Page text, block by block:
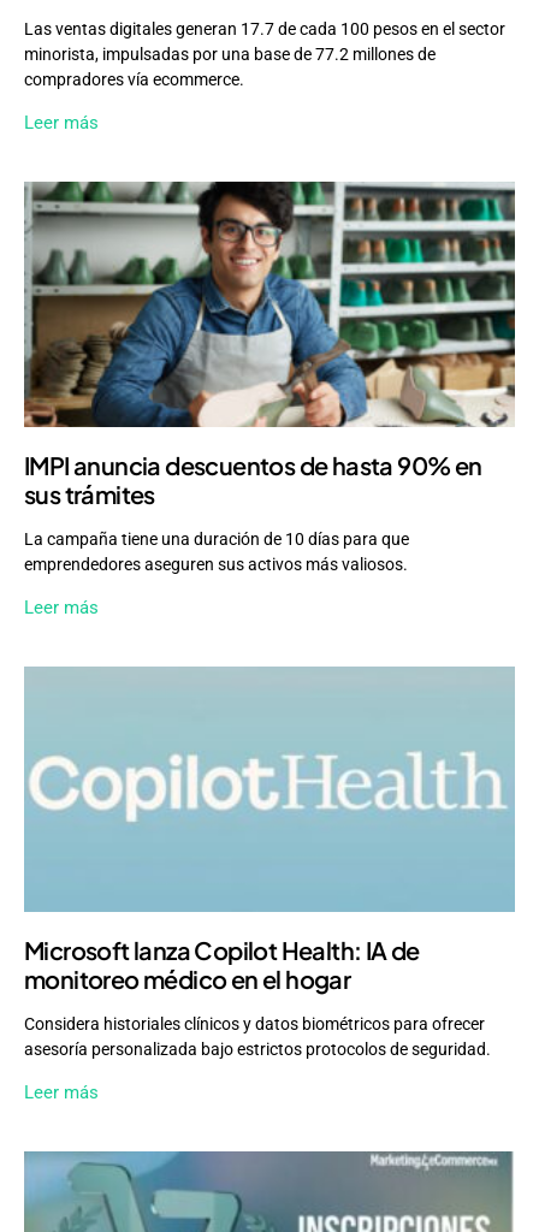
Las ventas digitales generan 17.7 de cada 100 pesos en el sector
minorista, impulsadas por una base de 77.2 millones de
compradores vía ecommerce.
Leer más
IMPI anuncia descuentos de hasta 90% en
sus trámites
La campaña tiene una duración de 10 días para que
emprendedores aseguren sus activos más valiosos.
Leer más
Microsoft lanza Copilot Health: IA de
monitoreo médico en el hogar
Considera historiales clínicos y datos biométricos para ofrecer
asesoría personalizada bajo estrictos protocolos de seguridad.
Leer más